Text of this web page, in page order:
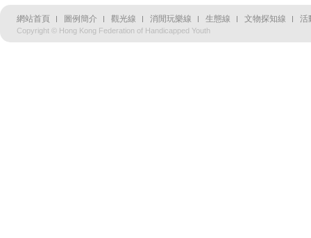
網站首頁 圖例簡介 觀光線 消閒玩樂線 生態線 文物探知線 活
Copyright © Hong Kong Federation of Handicapped Youth